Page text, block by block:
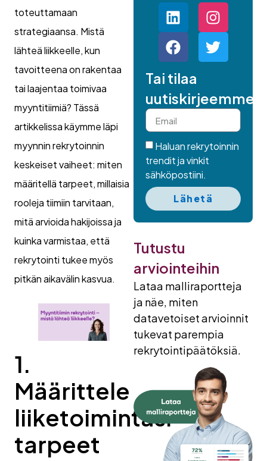
toteuttamaan
strategiaansa. Mistä
lähteä liikkeelle, kun
tavoitteena on rakentaa
tai laajentaa toimivaa
myyntitiimiä? Tässä
artikkelissa käymme läpi
myynnin rekrytoinnin
keskeiset vaiheet: miten
määritellä tarpeet, millaisia
rooleja tiimiin tarvitaan,
mitä arvioida hakijoissa ja
kuinka varmistaa, että
rekrytointi tukee myös
pitkän aikavälin kasvua.
1.
Määrittele
liiketoimintasi
tarpeet
Tai tilaa
uutiskirjeemme.
Haluan rekrytoinnin
trendit ja vinkit
sähköpostiini.
Lähetä
Tutustu
arviointeihin
Lataa malliraportteja
ja näe, miten
datavetoiset arvioinnit
tukevat parempia
rekrytointipäätöksiä.